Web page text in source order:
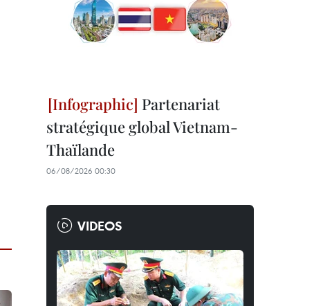
Partenariat
stratégique global Vietnam-
Thaïlande
06/08/2026 00:30
VIDEOS